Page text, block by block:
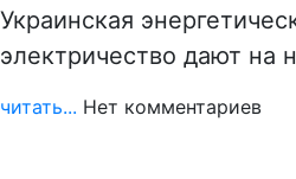
Украинская
электричество дают на
читать... Нет комментариев